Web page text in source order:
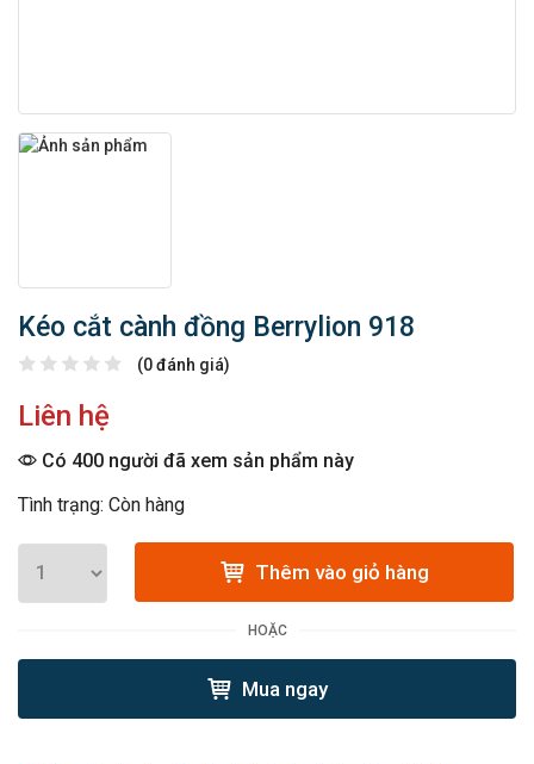
Kéo cắt cành đồng Berrylion 918
(0 đánh giá)
Liên hệ
Có 400 người đã xem sản phẩm này
Tình trạng: Còn hàng
Thêm vào giỏ hàng
HOẶC
Mua ngay